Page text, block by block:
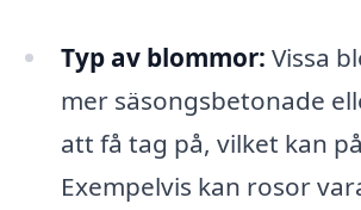
Typ av blommor: Vissa
mer säsongsbetonade
att få tag på, vilket kan
Exempelvis kan rosor